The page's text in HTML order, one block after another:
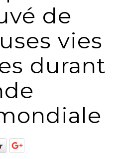
de
vies
durant